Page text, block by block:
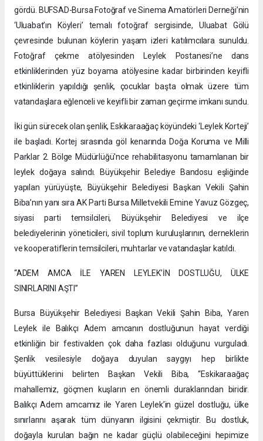
gördü. BUFSAD-Bursa Fotoğraf ve Sinema Amatörleri Derneği’nin
‘Uluabat’ın Köyleri’ temalı fotoğraf sergisinde, Uluabat Gölü
çevresinde bulunan köylerin yaşam izleri katılımcılara sunuldu.
Fotoğraf çekme atölyesinden Leylek Postanesi’ne dans
etkinliklerinden yüz boyama atölyesine kadar birbirinden keyifli
etkinliklerin yapıldığı şenlik, çocuklar başta olmak üzere tüm
vatandaşlara eğlenceli ve keyifli bir zaman geçirme imkanı sundu.
İki gün sürecek olan şenlik, Eskikaraağaç köyündeki ‘Leylek Korteji’
ile başladı. Kortej sırasında göl kenarında Doğa Koruma ve Milli
Parklar 2. Bölge Müdürlüğü'nce rehabilitasyonu tamamlanan bir
leylek doğaya salındı. Büyükşehir Belediye Bandosu eşliğinde
yapılan yürüyüşte, Büyükşehir Belediyesi Başkan Vekili Şahin
Biba’nın yanı sıra AK Parti Bursa Milletvekili Emine Yavuz Gözgeç,
siyasi parti temsilcileri, Büyükşehir Belediyesi ve ilçe
belediyelerinin yöneticileri, sivil toplum kuruluşlarının, derneklerin
ve kooperatiflerin temsilcileri, muhtarlar ve vatandaşlar katıldı.
“ADEM AMCA İLE YAREN LEYLEK’İN DOSTLUĞU, ÜLKE
SINIRLARINI AŞTI”
Bursa Büyükşehir Belediyesi Başkan Vekili Şahin Biba, Yaren
Leylek ile Balıkçı Adem amcanın dostluğunun hayat verdiği
etkinliğin bir festivalden çok daha fazlası olduğunu vurguladı.
Şenlik vesilesiyle doğaya duyulan saygıyı hep birlikte
büyüttüklerini belirten Başkan Vekili Biba, “Eskikaraağaç
mahallemiz, göçmen kuşların en önemli duraklarından biridir.
Balıkçı Adem amcamız ile Yaren Leylek’in güzel dostluğu, ülke
sınırlarını aşarak tüm dünyanın ilgisini çekmiştir. Bu dostluk,
doğayla kurulan bağın ne kadar güçlü olabileceğini hepimize